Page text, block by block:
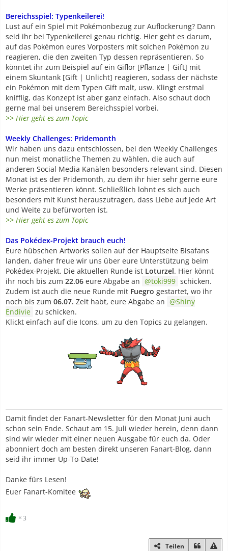
Bereichsspiel: Typenkeilerei!
Lust auf ein Spiel mit Pokémonbezug zur Auflockerung? Dann
seid ihr bei Typenkeilerei genau richtig. Hier geht es darum,
auf das Pokémon eures Vorposters mit solchen Pokémon zu
reagieren, die den zweiten Typ dessen repräsentieren. So
könntet ihr zum Beispiel auf ein Giflor [Pflanze | Gift] mit
einem Skuntank [Gift | Unlicht] reagieren, sodass der nächste
ein Pokémon mit dem Typen Gift malt, usw. Klingt erstmal
knifflig, das Konzept ist aber ganz einfach. Also schaut doch
gerne mal bei unserem Bereichsspiel vorbei.
>> Hier geht es zum Topic
Weekly Challenges: Pridemonth
Wir haben uns dazu entschlossen, bei den Weekly Challenges
nun meist monatliche Themen zu wählen, die auch auf
anderen Social Media Kanälen besonders relevant sind. Diesen
Monat ist es der Pridemonth, zu dem ihr hier sehr gerne eure
Werke präsentieren könnt. Schließlich lohnt es sich auch
besonders mit Kunst herauszutragen, dass Liebe auf jede Art
und Weite zu befürworten ist.
>> Hier geht es zum Topic
Das Pokédex-Projekt brauch euch!
Eure hübschen Artworks sollen auf der Hauptseite Bisafans
landen, daher freue wir uns über eure Unterstützung beim
Pokédex-Projekt. Die aktuellen Runde ist Loturzel. Hier könnt
ihr noch bis zum 22.06 eure Abgabe an toki999 schicken.
Zudem ist auch die neue Runde mit Fuegro gestartet, wo ihr
noch bis zum 06.07. Zeit habt, eure Abgabe an
Shiny
Endivie zu schicken.
Klickt einfach auf die Icons, um zu den Topics zu gelangen.
Damit findet der Fanart-Newsletter für den Monat Juni auch
schon sein Ende. Schaut am 15. Juli wieder herein, denn dann
sind wir wieder mit einer neuen Ausgabe für euch da. Oder
abonniert doch am besten direkt unseren Fanart-Blog, dann
seid ihr immer Up-To-Date!
Danke fürs Lesen!
Euer Fanart-Komitee
3
Teilen